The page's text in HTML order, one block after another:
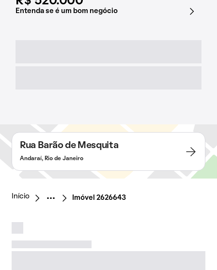
Entenda se é um bom negócio
Rua Barão de Mesquita
Andaraí, Rio de Janeiro
Início Imóvel 2626643